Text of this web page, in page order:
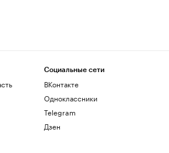
Социальные сети
ВКонтакте
Одноклассники
Telegram
Дзен